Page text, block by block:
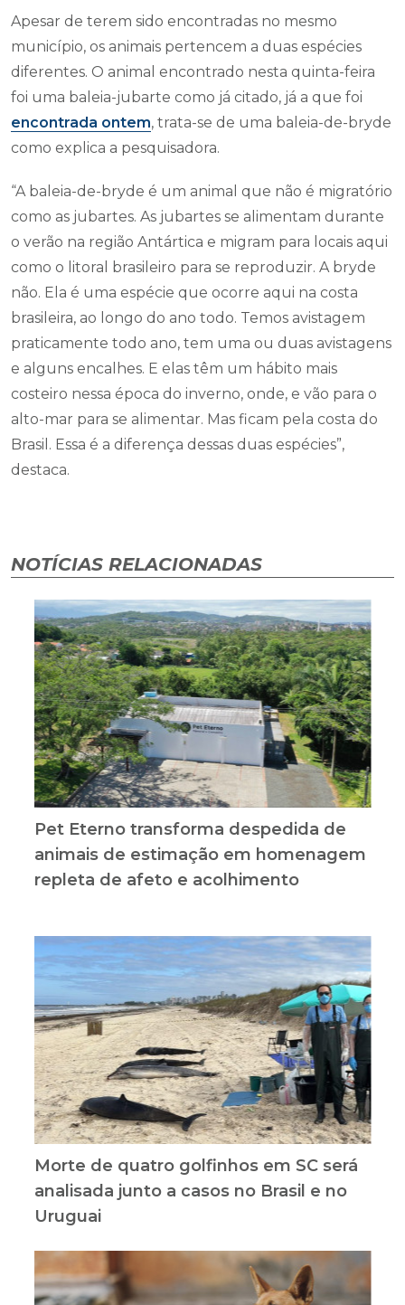
Apesar de terem sido encontradas no mesmo
município, os animais pertencem a duas espécies
diferentes. O animal encontrado nesta quinta-feira
foi uma baleia-jubarte como já citado, já a que foi
encontrada ontem, trata-se de uma baleia-de-bryde
como explica a pesquisadora.
“A baleia-de-bryde é um animal que não é migratório
como as jubartes. As jubartes se alimentam durante
o verão na região Antártica e migram para locais aqui
como o litoral brasileiro para se reproduzir. A bryde
não. Ela é uma espécie que ocorre aqui na costa
brasileira, ao longo do ano todo. Temos avistagem
praticamente todo ano, tem uma ou duas avistagens
e alguns encalhes. E elas têm um hábito mais
costeiro nessa época do inverno, onde, e vão para o
alto-mar para se alimentar. Mas ficam pela costa do
Brasil. Essa é a diferença dessas duas espécies”,
destaca.
NOTÍCIAS RELACIONADAS
Pet Eterno transforma despedida de
animais de estimação em homenagem
repleta de afeto e acolhimento
Morte de quatro golfinhos em SC será
analisada junto a casos no Brasil e no
Uruguai